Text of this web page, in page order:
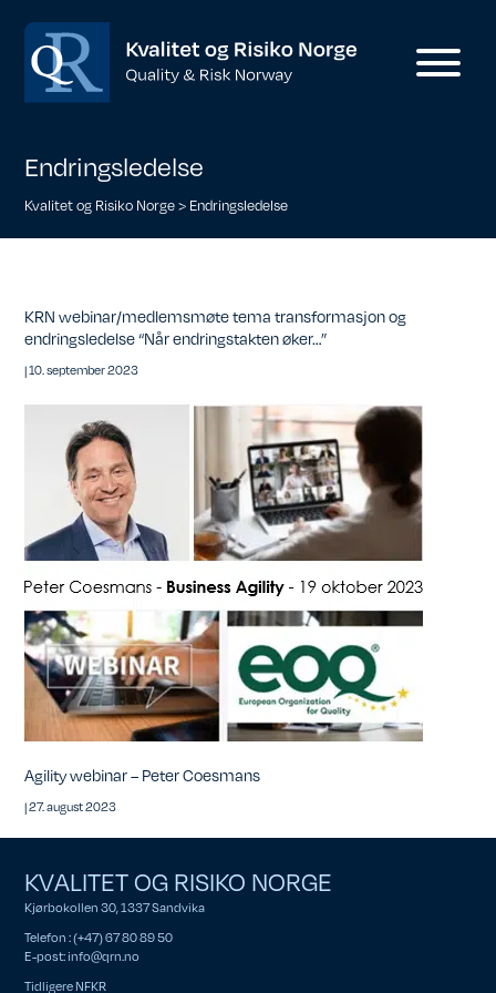
Endringsledelse
Kvalitet og Risiko Norge> Endringsledelse
KRN webinar/medlemsmøte tema transformasjon og
endringsledelse “Når endringstakten øker…”
|10. september 2023
Agility webinar – Peter Coesmans
|27. august 2023
KVALITET OG RISIKO NORGE
Kjørbokollen 30, 1337 Sandvika
Telefon : (+47) 67 80 89 50
E-post:info@qrn.no
Tidligere NFKR